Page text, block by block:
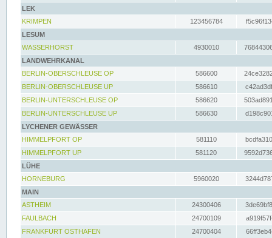
LEK
KRIMPEN
123456784
LESUM
WASSERHORST
4930010
LANDWEHRKANAL
BERLIN-OBERSCHLEUSE OP
586600
BERLIN-OBERSCHLEUSE UP
586610
BERLIN-UNTERSCHLEUSE OP
586620
BERLIN-UNTERSCHLEUSE UP
586630
LYCHENER GEWÄSSER
HIMMELPFORT OP
581110
HIMMELPFORT UP
581120
LÜHE
HORNEBURG
5960020
MAIN
ASTHEIM
24300406
FAULBACH
24700109
FRANKFURT OSTHAFEN
24700404